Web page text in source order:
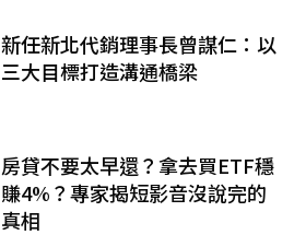
新任新北代銷理事長曾謀仁：以
三大目標打造溝通橋梁
房貸不要太早還？拿去買ETF穩
賺4%？專家揭短影音沒說完的
真相